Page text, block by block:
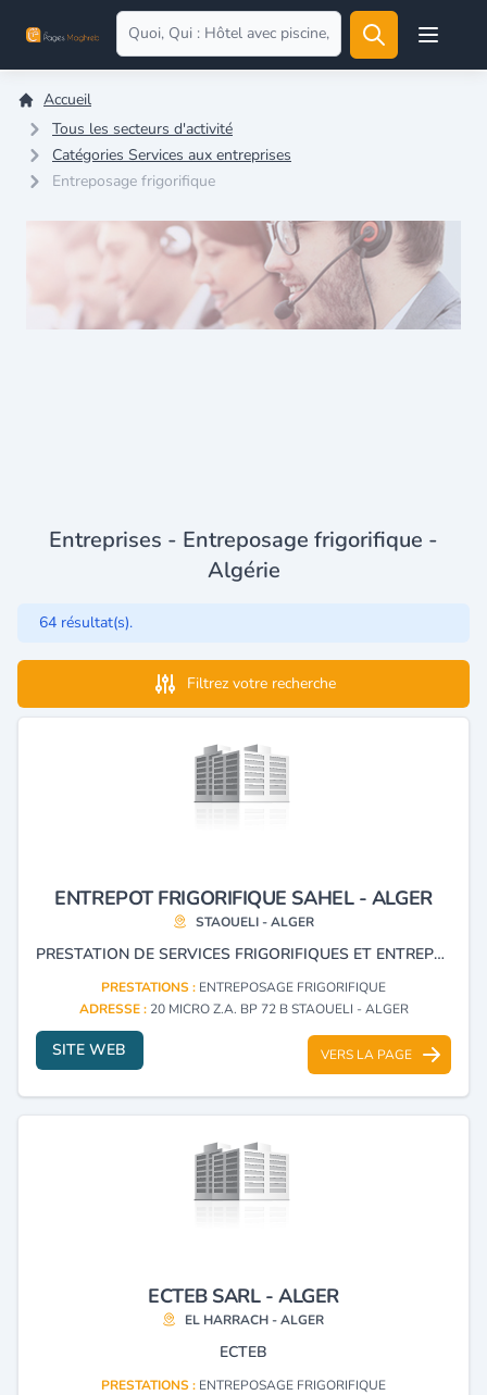
Open
Accueil
Tous les secteurs d'activité
Catégories Services aux entreprises
Entreposage frigorifique
Entreprises - Entreposage frigorifique -
Algérie
64 résultat(s).
Filtrez votre recherche
ENTREPOT FRIGORIFIQUE SAHEL - ALGER
STAOUELI - ALGER
PRESTATION DE SERVICES FRIGORIFIQUES ET ENTREPOSAGE SOUS FROID
PRESTATIONS : ENTREPOSAGE FRIGORIFIQUE
ADRESSE : 20 MICRO Z.A. BP 72 B STAOUELI - ALGER
SITE WEB VERS LA PAGE
ECTEB SARL - ALGER
EL HARRACH - ALGER
ECTEB
PRESTATIONS : ENTREPOSAGE FRIGORIFIQUE